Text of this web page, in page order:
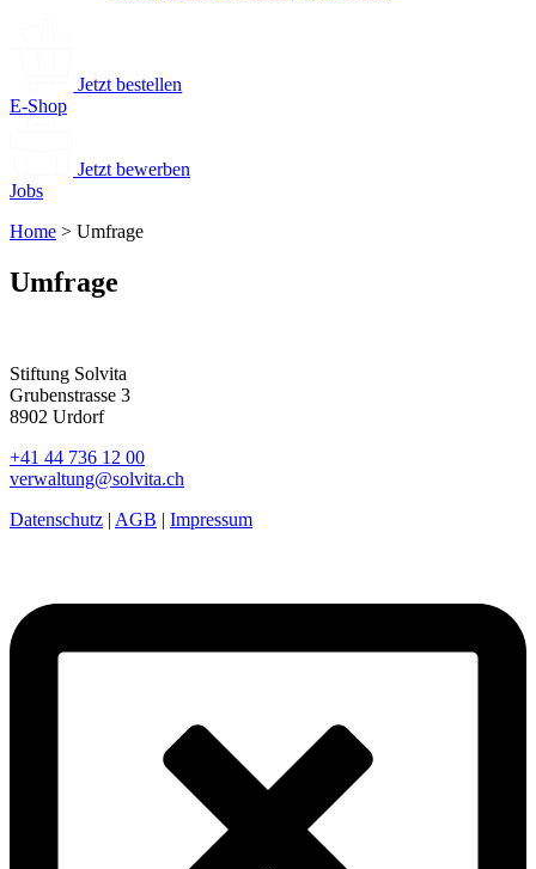
Jetzt bestellen
E-Shop
Jetzt bewerben
Jobs
Home > Umfrage
Umfrage
Stiftung Solvita
Grubenstrasse 3
8902 Urdorf
+41 44 736 12 00
verwaltung@solvita.ch
Datenschutz | AGB | Impressum